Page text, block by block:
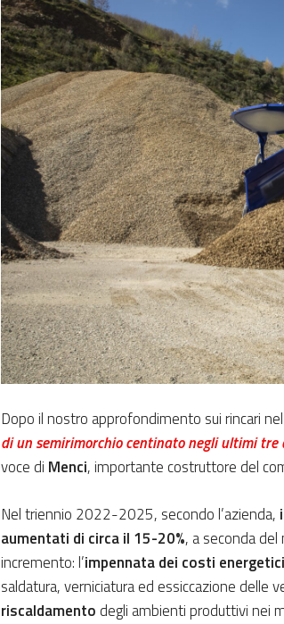
Dopo il nostro approfondimento sui rincari
di un semirimorchio centinato negli ultimi tre
voce di Menci, importante costruttore del
Nel triennio 2022-2025, secondo l’azienda,
aumentati di circa il 15-20%, a seconda
incremento: l’impennata dei costi energetici
saldatura, verniciatura ed essiccazione delle
riscaldamento degli ambienti produttivi nei